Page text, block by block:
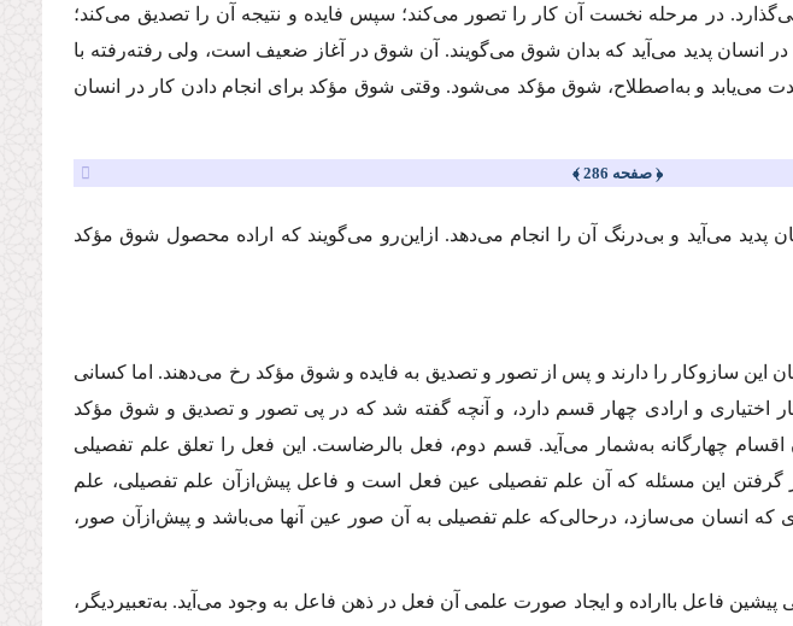
در مرحله نخست آن كار را تصور می‌كند؛ سپس فایده و نتیجه آن را تصدیق می‌كند؛
در انسان پدید می‌آید كه بدان شوق می‌گویند. آن شوق در آغاز ضعیف است، ولی رفته‌رفته با
می‌یابد و به‌اصطلاح، شوق مؤكد می‌شود. وقتی شوق مؤكد برای انجام دادن كار در انسان
﴿ صفحه 286 ﴾
انسان پدید می‌آید و بی‌درنگ آن را انجام می‌دهد. ازاین‌رو می‌گویند كه اراده محصول شوق مؤكد
این سازوكار را دارند و پس از تصور و تصدیق به فایده و شوق مؤكد رخ می‌دهند. اما كسانی
اختیاری و ارادی چهار قسم دارد، و آنچه گفته شد كه در پی تصور و تصدیق و شوق مؤكد
چهارگانه به‌شمار می‌آید. قسم دوم، فعل بالرضاست. این فعل را تعلق علم تفصیلی
گرفتن این مسئله كه آن علم تفصیلی عین فعل است و فاعل پیش‌ازآن علم تفصیلی، علم
كه انسان می‌سازد، درحالی‌كه علم تفصیلی به آن صور عین آنها می‌باشد و پیش‌ازآن صور،
فاعل بااراده‌ و ایجاد صورت علمی آن فعل در ذهن فاعل به ‌وجود می‌آید. به‌‌تعبیردیگر،